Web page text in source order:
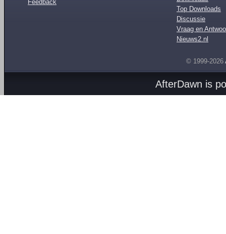
Feedback
Top Downloads
Discussie
Vraag en
Nieuws2.nl
© 1999-2026
AfterDawn is